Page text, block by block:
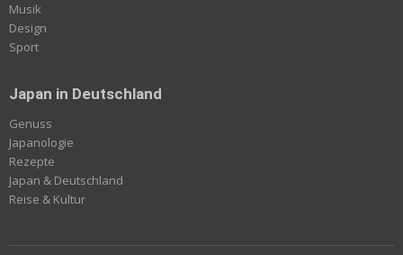
Musik
Design
Sport
Japan in Deutschland
Genuss
Japanologie
Rezepte
Japan & Deutschland
Reise & Kultur